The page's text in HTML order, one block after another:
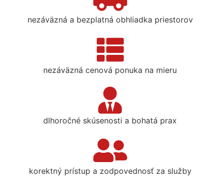
nezáväzná a bezplatná obhliadka priestorov
nezáväzná cenová ponuka na mieru
dlhoročné skúsenosti a bohatá prax
korektný prístup a zodpovednosť za služby